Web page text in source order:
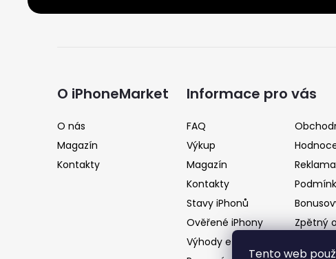
Tento web
O iPhoneMarket
O nás
Magazín
Kontakty
Informace pro vás
FAQ
Výkup
Magazín
Kontakty
Stavy iPhonů
Ověřené iPhony
Výhody e-shopu
Zpětný